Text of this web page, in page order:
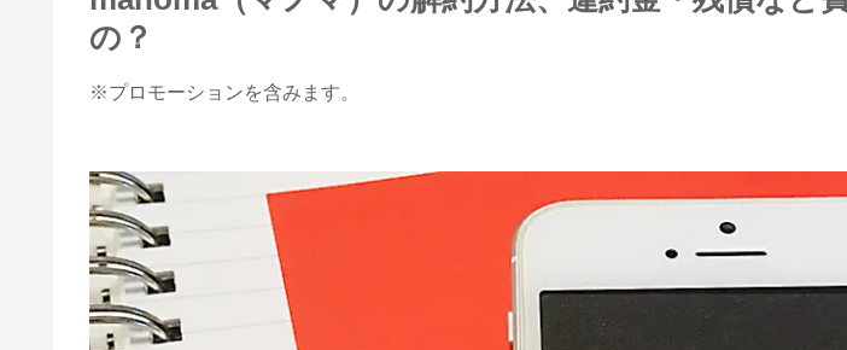
の？
※プロモーションを含みます。